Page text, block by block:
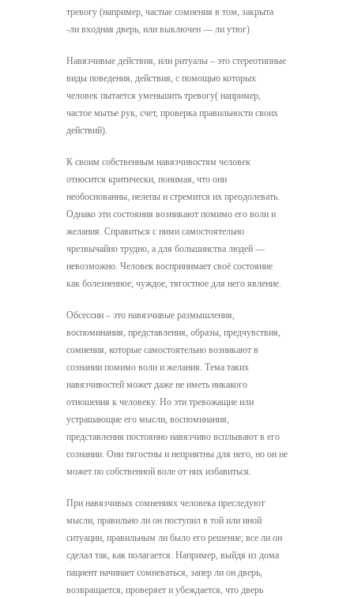
тревогу (например, частые сомнения в том, закрыта
-ли входная дверь, или выключен — ли утюг)
Навязчивые действия, или ритуалы – это стереотипные
виды поведения, действия, с помощью которых
человек пытается уменьшить тревогу( например,
частое мытье рук, счет, проверка правильности своих
действий).
К своим собственным навязчивостям человек
относится критически, понимая, что они
необоснованны, нелепы и стремится их преодолевать.
Однако эти состояния возникают помимо его воли и
желания. Справиться с ними самостоятельно
чрезвычайно трудно, а для большинства людей —
невозможно. Человек воспринимает своё состояние
как болезненное, чуждое, тягостное для него явление.
Обсессии – это навязчивые размышления,
воспоминания, представления, образы, предчувствия,
сомнения, которые самостоятельно возникают в
сознании помимо воли и желания. Тема таких
навязчивостей может даже не иметь никакого
отношения к человеку. Но эти тревожащие или
устрашающие его мысли, воспоминания,
представления постоянно навязчиво всплывают в его
сознании. Они тягостны и неприятны для него, но он не
может по собственной воле от них избавиться.
При навязчивых сомнениях человека преследуют
мысли, правильно ли он поступил в той или иной
ситуации, правильным ли было его решение; все ли он
сделал так, как полагается. Например, выйдя из дома
пациент начинает сомневаться, запер ли он дверь,
возвращается, проверяет и убеждается, что дверь